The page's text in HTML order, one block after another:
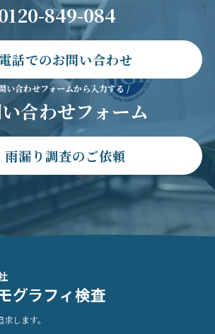
849-084
電話でのお問い合わせ
い合わせフォームから入力する /
合わせフォーム
雨漏り調査のご依頼
します。